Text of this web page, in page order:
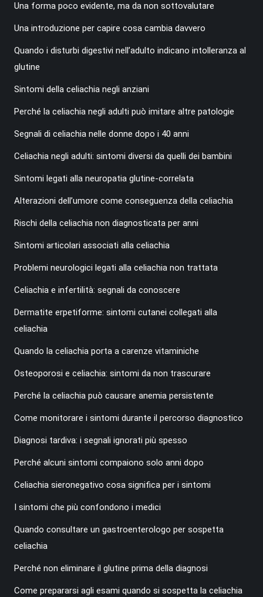
Una forma poco evidente, ma da non sottovalutare
Una introduzione per capire cosa cambia davvero
Quando i disturbi digestivi nell’adulto indicano intolleranza al
glutine
Sintomi della celiachia negli anziani
Perché la celiachia negli adulti può imitare altre patologie
Segnali di celiachia nelle donne dopo i 40 anni
Celiachia negli adulti: sintomi diversi da quelli dei bambini
Sintomi legati alla neuropatia glutine-correlata
Alterazioni dell’umore come conseguenza della celiachia
Rischi della celiachia non diagnosticata per anni
Sintomi articolari associati alla celiachia
Problemi neurologici legati alla celiachia non trattata
Celiachia e infertilità: segnali da conoscere
Dermatite erpetiforme: sintomi cutanei collegati alla
celiachia
Quando la celiachia porta a carenze vitaminiche
Osteoporosi e celiachia: sintomi da non trascurare
Perché la celiachia può causare anemia persistente
Come monitorare i sintomi durante il percorso diagnostico
Diagnosi tardiva: i segnali ignorati più spesso
Perché alcuni sintomi compaiono solo anni dopo
Celiachia sieronegativo cosa significa per i sintomi
I sintomi che più confondono i medici
Quando consultare un gastroenterologo per sospetta
celiachia
Perché non eliminare il glutine prima della diagnosi
Come prepararsi agli esami quando si sospetta la celiachia